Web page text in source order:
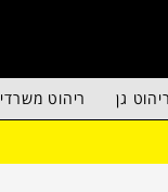
ריהוט גן ריהוט משרדי